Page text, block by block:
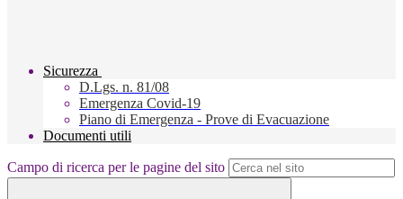
Sicurezza
D.Lgs. n. 81/08
Emergenza Covid-19
Piano di Emergenza - Prove di Evacuazione
Documenti utili
Campo di ricerca per le pagine del sito